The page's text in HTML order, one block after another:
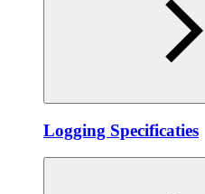
Logging Specificaties